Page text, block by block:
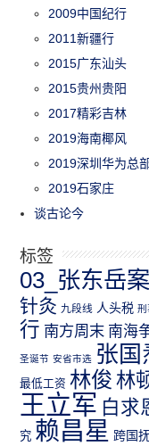
2009中国纪行
2011新疆行
2015广东汕头
2015贵州贵阳
2017精彩吉林
2019海南椰风
2019深圳华为总
2019石家庄
谈古论今
标签
03_张东岳案
针灸 九段线 人头税 刑
行 南方周末 南海
圣诞节 安省市选 张国
最低工资 林俊 林
王立军 白求
究 赖昌星 跨国